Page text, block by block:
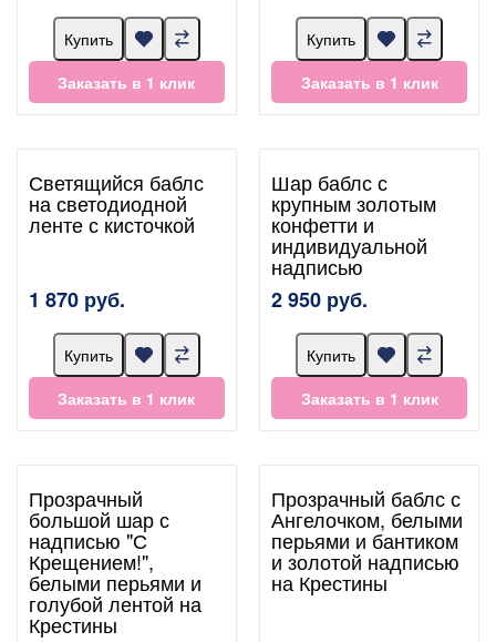
Купить
Заказать в 1 клик
Купить
Заказать в 1 клик
Светящийся баблс
на светодиодной
ленте с кисточкой
1 870 руб.
Купить
Заказать в 1 клик
Шар баблс с
крупным золотым
конфетти и
индивидуальной
надписью
2 950 руб.
Купить
Заказать в 1 клик
Прозрачный
большой шар с
надписью "С
Крещением!",
белыми перьями и
голубой лентой на
Крестины
Прозрачный баблс с
Ангелочком, белыми
перьями и бантиком
и золотой надписью
на Крестины